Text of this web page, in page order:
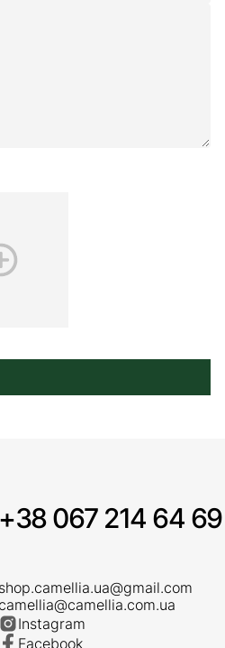
+38 067 214 64 69
shop.camellia.ua@gmail.com
camellia@camellia.com.ua
Instagram
Facebook